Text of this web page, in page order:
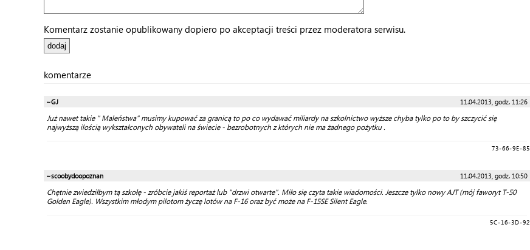
Komentarz zostanie opublikowany dopiero po akceptacji treści przez moderatora serwisu.
komentarze
~GJ 11.04.2013, godz. 11:26
Już nawet takie " Maleństwa" musimy kupować za granicą to po co wydawać miliardy na szkolnictwo wyższe chyba tylko po to by szczycić się
najwyższą ilością wykształconych obywateli na świecie - bezrobotnych z których nie ma żadnego pożytku .
73-66-9E-85
~scoobydoopoznan 11.04.2013, godz. 10:50
Chętnie zwiedziłbym tą szkołę - zróbcie jakiś reportaż lub "drzwi otwarte". Miło się czyta takie wiadomości. Jeszcze tylko nowy AJT (mój faworyt T-50
Golden Eagle). Wszystkim młodym pilotom życzę lotów na F-16 oraz być może na F-15SE Silent Eagle.
5C-16-3D-92